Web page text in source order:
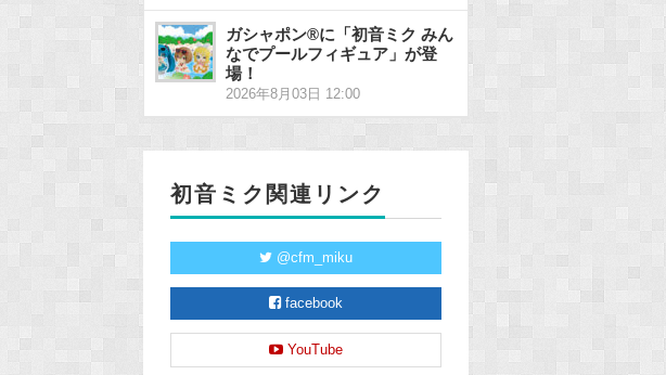
ガシャポン®に「初音ミク みん
なでプールフィギュア」が登
場！
2026年8月03日 12:00
初音ミク関連リンク
@cfm_miku
facebook
YouTube